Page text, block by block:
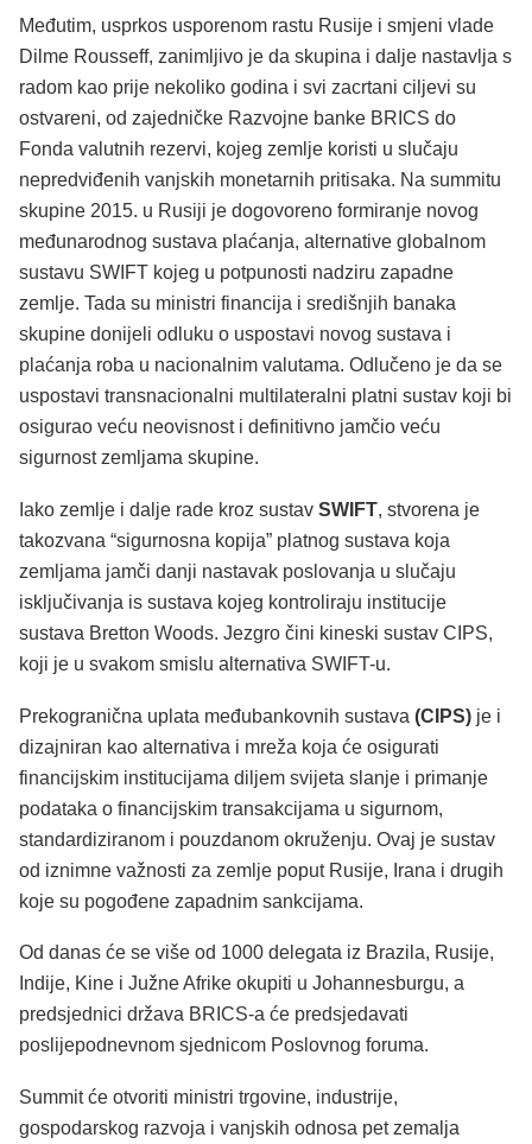
Međutim, usprkos usporenom rastu Rusije i smjeni vlade
Dilme Rousseff, zanimljivo je da skupina i dalje nastavlja s
radom kao prije nekoliko godina i svi zacrtani ciljevi su
ostvareni, od zajedničke Razvojne banke BRICS do
Fonda valutnih rezervi, kojeg zemlje koristi u slučaju
nepredviđenih vanjskih monetarnih pritisaka. Na summitu
skupine 2015. u Rusiji je dogovoreno formiranje novog
međunarodnog sustava plaćanja, alternative globalnom
sustavu SWIFT kojeg u potpunosti nadziru zapadne
zemlje. Tada su ministri financija i središnjih banaka
skupine donijeli odluku o uspostavi novog sustava i
plaćanja roba u nacionalnim valutama. Odlučeno je da se
uspostavi transnacionalni multilateralni platni sustav koji bi
osigurao veću neovisnost i definitivno jamčio veću
sigurnost zemljama skupine.
Iako zemlje i dalje rade kroz sustav SWIFT, stvorena je
takozvana “sigurnosna kopija” platnog sustava koja
zemljama jamči danji nastavak poslovanja u slučaju
isključivanja is sustava kojeg kontroliraju institucije
sustava Bretton Woods. Jezgro čini kineski sustav CIPS,
koji je u svakom smislu alternativa SWIFT-u.
Prekogranična uplata međubankovnih sustava (CIPS) je i
dizajniran kao alternativa i mreža koja će osigurati
financijskim institucijama diljem svijeta slanje i primanje
podataka o financijskim transakcijama u sigurnom,
standardiziranom i pouzdanom okruženju. Ovaj je sustav
od iznimne važnosti za zemlje poput Rusije, Irana i drugih
koje su pogođene zapadnim sankcijama.
Od danas će se više od 1000 delegata iz Brazila, Rusije,
Indije, Kine i Južne Afrike okupiti u Johannesburgu, a
predsjednici država BRICS-a će predsjedavati
poslijepodnevnom sjednicom Poslovnog foruma.
Summit će otvoriti ministri trgovine, industrije,
gospodarskog razvoja i vanjskih odnosa pet zemalja